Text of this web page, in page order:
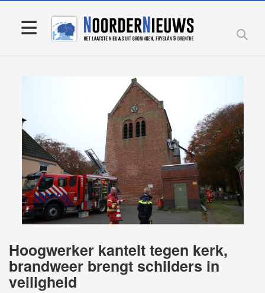
Hoogwerker kantelt tegen kerk,
brandweer brengt schilders in
veiligheid